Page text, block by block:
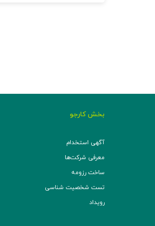
بخش کارجو
آگهی استخدام
معرفی شرکت‌ها
ساخت رزومه
تست شخصیت شناسی
رویداد